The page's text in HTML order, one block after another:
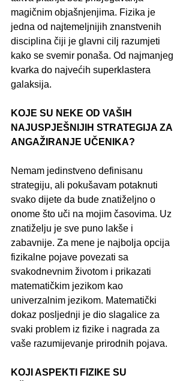
magičnim objašnjenjima. Fizika je
jedna od najtemeljnijih znanstvenih
disciplina čiji je glavni cilj razumjeti
kako se svemir ponaša. Od najmanjeg
kvarka do najvećih superklastera
galaksija.
KOJE SU NEKE OD VAŠIH
NAJUSPJEŠNIJIH STRATEGIJA ZA
ANGAŽIRANJE UČENIKA?
Nemam jedinstveno definisanu
strategiju, ali pokušavam potaknuti
svako dijete da bude znatiželjno o
onome što uči na mojim časovima. Uz
znatiželju je sve puno lakše i
zabavnije. Za mene je najbolja opcija
fizikalne pojave povezati sa
svakodnevnim životom i prikazati
matematičkim jezikom kao
univerzalnim jezikom. Matematički
dokaz posljednji je dio slagalice za
svaki problem iz fizike i nagrada za
vaše razumijevanje prirodnih pojava.
KOJI ASPEKTI FIZIKE SU